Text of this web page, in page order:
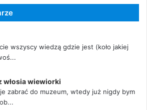
wszyscy wiedzą gdzie jest (koło jakiej
włosia wiewiorki
zabrać do muzeum, wtedy już nigdy bym